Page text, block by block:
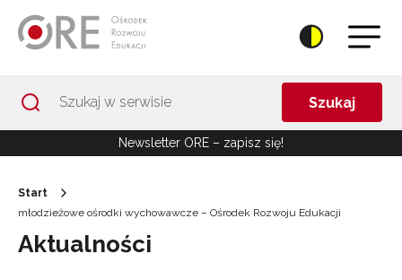
Szukaj
Newsletter ORE – zapisz się!
Start
młodzieżowe ośrodki wychowawcze – Ośrodek Rozwoju Edukacji
Aktualności